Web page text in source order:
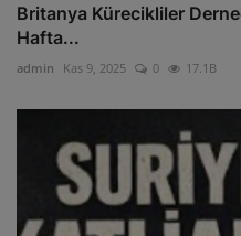
Britanya Kürecikliler
Hafta...
admin Kas 9, 2025 0 17.1B